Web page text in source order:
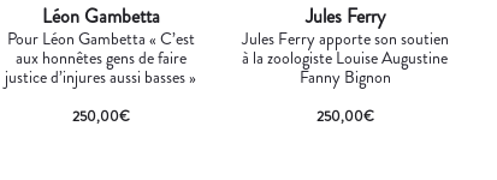
Léon Gambetta
Pour Léon Gambetta « C’est
aux honnêtes gens de faire
justice d’injures aussi basses »
250,00€
Jules Ferry
Jules Ferry apporte son soutien
à la zoologiste Louise Augustine
Fanny Bignon
250,00€